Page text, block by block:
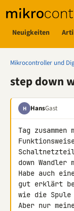
Neuigkeiten
Mikrocontroller und
step down
H HansGast
Tag
Schaltnetzteil
down Wandler
Habe auch
gut erklärt
wie die Spule
Aber nur